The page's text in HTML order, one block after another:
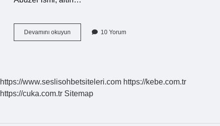
Devamını okuyun
Ne
10 Yorum
https://www.seslisohbetsiteleri.com https://kebe.com.tr
https://cuka.com.tr Sitemap